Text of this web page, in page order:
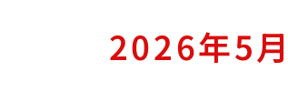
2026年5月